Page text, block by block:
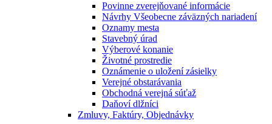
Povinne zverejňované informácie
Návrhy Všeobecne záväzných nariadení
Oznamy mesta
Stavebný úrad
Výberové konanie
Životné prostredie
Oznámenie o uložení zásielky
Verejné obstarávania
Obchodná verejná súťaž
Daňoví dlžníci
Zmluvy, Faktúry, Objednávky